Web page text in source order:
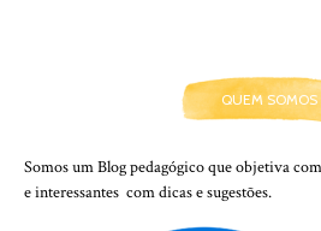
QUEM SOMOS
Somos um Blog pedagógico que objetiva
e interessantes com dicas e sugestões.